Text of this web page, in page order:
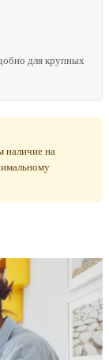
для крупных
наличие на